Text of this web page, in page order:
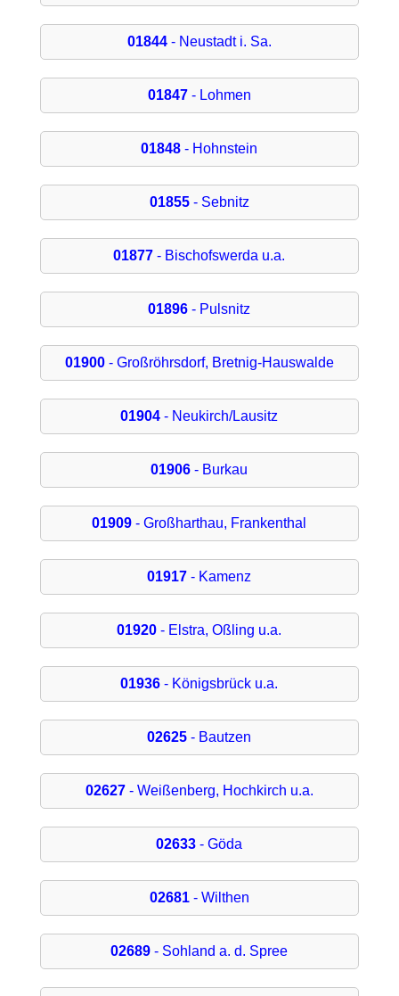
01844- Neustadt i. Sa.
01847- Lohmen
01848 - Hohnstein
01855- Sebnitz
01877 - Bischofswerda u.a.
01896 - Pulsnitz
01900- Großröhrsdorf, Bretnig-Hauswalde
01904 - Neukirch/Lausitz
01906 - Burkau
01909 - Großharthau, Frankenthal
01917 - Kamenz
01920 - Elstra, Oßling u.a.
01936 - Königsbrück u.a.
02625 - Bautzen
02627- Weißenberg, Hochkirch u.a.
02633 - Göda
02681- Wilthen
02689 - Sohland a. d. Spree